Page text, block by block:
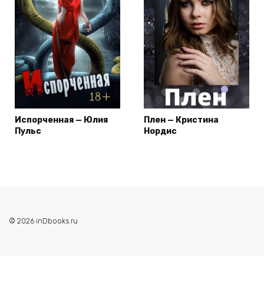
Испорченная — Юлия
Пульс
Плен — Кристина
Нордис
© 2026 inDbooks.ru